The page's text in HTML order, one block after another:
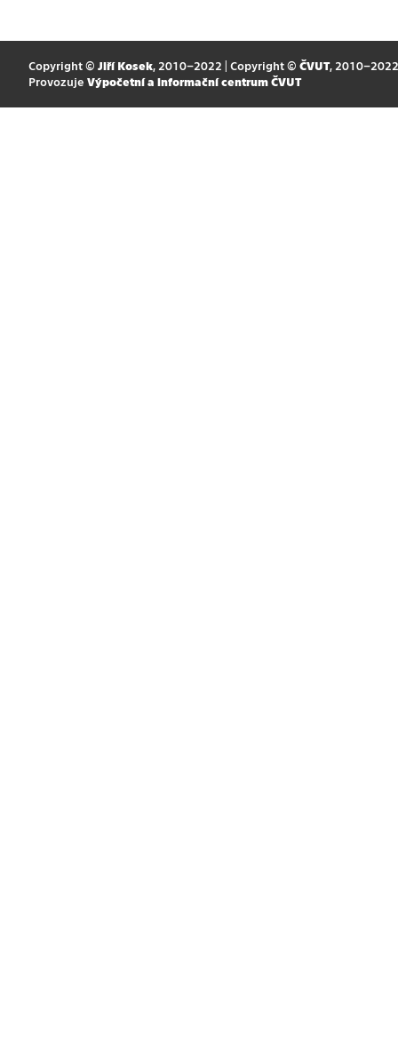
Copyright © Jiří Kosek, 2010–2022 | Copyright © ČVUT, 2010–2022
Provozuje Výpočetní a informační centrum ČVUT